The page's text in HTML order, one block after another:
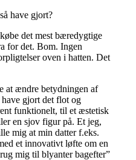
have gjort?
det mest bæredygtige
for det. Bom. Ingen
oven i hatten. Det
at ændre betydningen af
have gjort det flot og
funktionelt, til et æstetisk
en sjov figur på. Et jeg,
mig at min datter f.eks.
et innovativt løfte om en
mig til blyanter bagefter”